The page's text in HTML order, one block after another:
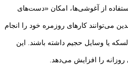
از آغوشی‌ها، امکان «دست‌های
می‌توانند کارهای روزمره خود را انجام
یا وسایل حجیم داشته باشند. این
را افزایش می‌دهد.